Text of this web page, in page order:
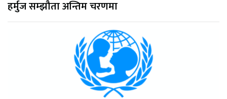
हर्मुज सम्झौता अन्तिम चरणमा